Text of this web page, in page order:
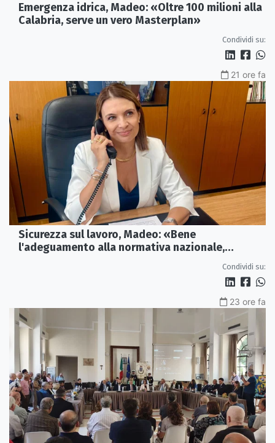
Emergenza idrica, Madeo: «Oltre 100 milioni alla
Calabria, serve un vero Masterplan»
Condividi su:
21 ore fa
Sicurezza sul lavoro, Madeo: «Bene
l'adeguamento alla normativa nazionale,
Condividi su:
23 ore fa